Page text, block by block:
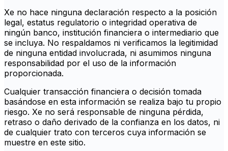
Xe no hace ninguna declaración respecto a la posición
legal, estatus regulatorio o integridad operativa de
ningún banco, institución financiera o intermediario que
se incluya. No respaldamos ni verificamos la legitimidad
de ninguna entidad involucrada, ni asumimos ninguna
responsabilidad por el uso de la información
proporcionada.
Cualquier transacción financiera o decisión tomada
basándose en esta información se realiza bajo tu propio
riesgo. Xe no será responsable de ninguna pérdida,
retraso o daño derivado de la confianza en los datos, ni
de cualquier trato con terceros cuya información se
muestre en este sitio.